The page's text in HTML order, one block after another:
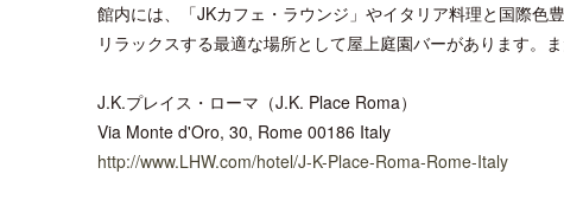
館内には、「JKカフェ・ラウンジ」やイタリア料理と国際色
リラックスする最適な場所として屋上庭園バーがあります。
J.K.プレイス・ローマ（J.K. Place Roma）
Via Monte d'Oro, 30, Rome 00186 Italy
http://www.LHW.com/hotel/J-K-Place-Roma-Rome-Italy